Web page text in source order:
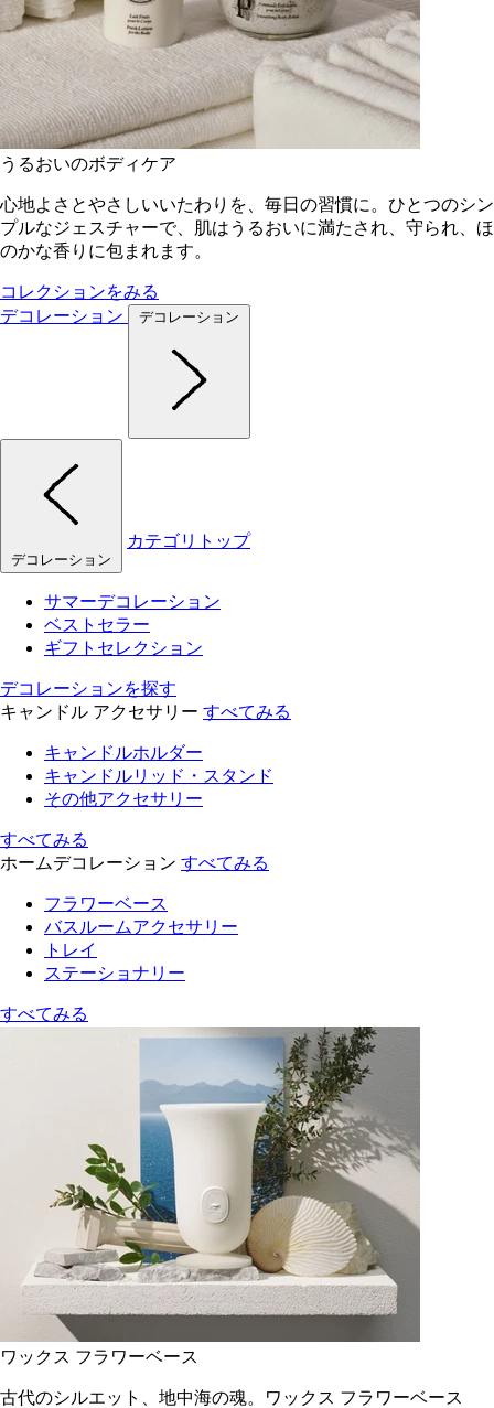
うるおいのボディケア
心地よさとやさしいいたわりを、毎日の習慣に。ひとつのシン
プルなジェスチャーで、肌はうるおいに満たされ、守られ、ほ
のかな香りに包まれます。
コレクションをみる
デコレーション
デコレーション
デコレーション
カテゴリトップ
サマーデコレーション
ベストセラー
ギフトセレクション
デコレーションを探す
キャンドル アクセサリー すべてみる
キャンドルホルダー
キャンドルリッド・スタンド
その他アクセサリー
すべてみる
ホームデコレーション すべてみる
フラワーベース
バスルームアクセサリー
トレイ
ステーショナリー
すべてみる
ワックス フラワーベース
古代のシルエット、地中海の魂。ワックス フラワーベース